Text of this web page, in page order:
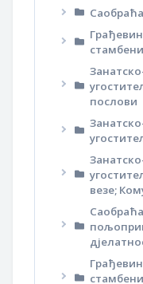
послови
везе;